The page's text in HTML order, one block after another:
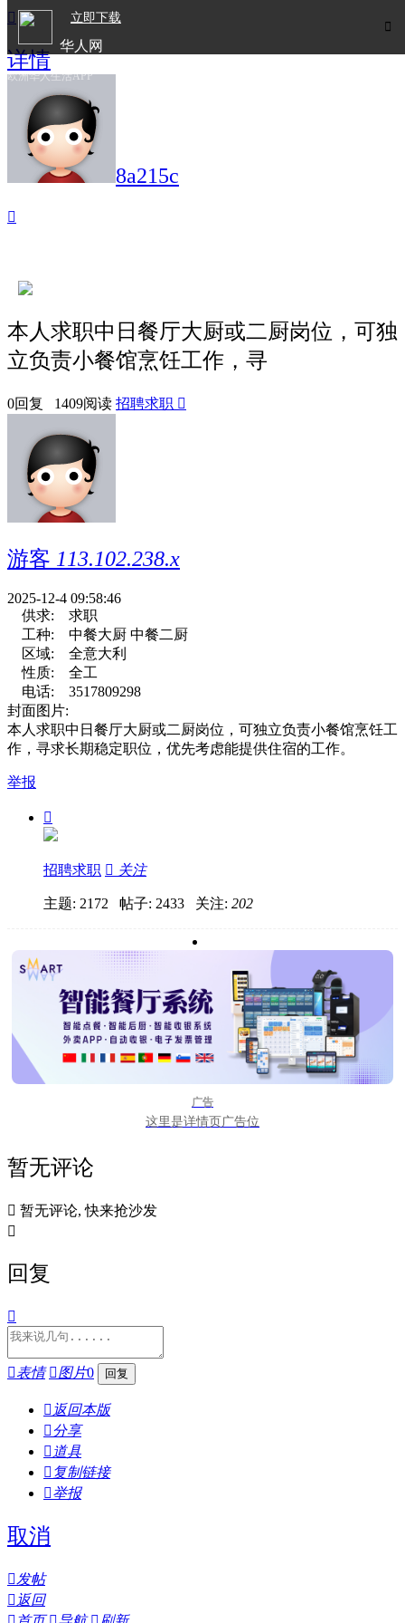

立即下载
华人网
欧洲华人生活APP

详情
8a215c

本人求职中日餐厅大厨或二厨岗位，可独
立负责小餐馆烹饪工作，寻
0回复 1409阅读 招聘求职 
游客 113.102.238.x
2025-12-4 09:58:46
供求:
求职
工种:
中餐大厨 中餐二厨
区域:
全意大利
性质:
全工
电话:
3517809298
封面图片:
本人求职中日餐厅大厨或二厨岗位，可独立负责小餐馆烹饪工
作，寻求长期稳定职位，优先考虑能提供住宿的工作。
举报

招聘求职  关注
主题: 2172 帖子: 2433 关注: 202
广告
这里是详情页广告位
暂无评论
 暂无评论, 快来抢沙发

回复

表情 图片0
 返回本版
分享
 道具
 复制链接
举报
取消
发帖
 返回